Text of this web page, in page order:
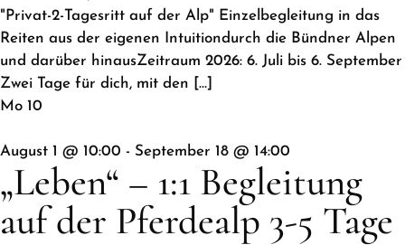
"Privat-2-Tagesritt auf der Alp" Einzelbegleitung in das
Reiten aus der eigenen Intuitiondurch die Bündner Alpen
und darüber hinausZeitraum 2026: 6. Juli bis 6. September
Zwei Tage für dich, mit den […]
Mo 10
August 1 @ 10:00 - September 18 @ 14:00
„Leben“ – 1:1 Begleitung
auf der Pferdealp 3-5 Tage